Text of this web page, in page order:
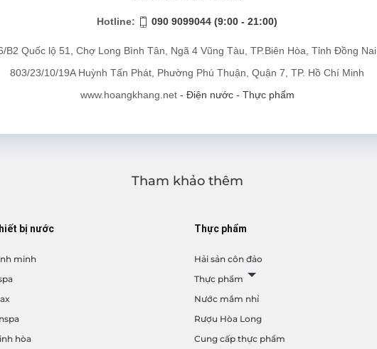
Hotline: 090 9099044 (9:00 - 21:00)
B2 Quốc lộ 51, Chợ Long Bình Tân, Ngã 4 Vũng Tàu, TP.Biên Hòa, Tỉnh Đồng Nai
803/23/10/19A Huỳnh Tấn Phát, Phường Phú Thuận, Quận 7, TP. Hồ Chí Minh
www.hoangkhang.net - Điện nước - Thực phẩm
Tham khảo thêm
bị nước
minh
hòa
Thực phẩm
Hải sản côn đảo
Thực phẩm
Nước mắm nhỉ
Rượu Hòa Long
Cung cấp thực phẩm